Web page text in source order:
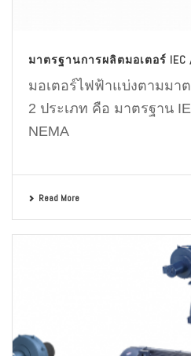
มาตรฐานการผลิตมอเตอร์ IEC /
มอเตอร์ไฟฟ้าแบ่งตามมา
2 ประเภท คือ มาตรฐาน
NEMA
Read More